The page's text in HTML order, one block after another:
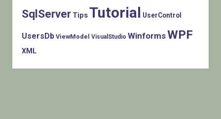
SqlServer TipsTutorial UserControl
UsersDb ViewModel VisualStudio WinformsWPF
XML